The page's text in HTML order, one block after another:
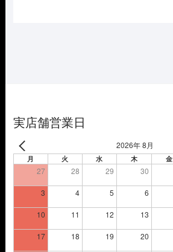
実店舗営業日
2026年 8月
月 火 水 木 金
27 28 29 30
3 4 5 6
10 11 12 13
17 18 19 20